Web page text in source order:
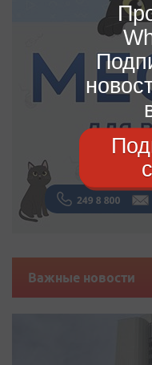
Важные новости